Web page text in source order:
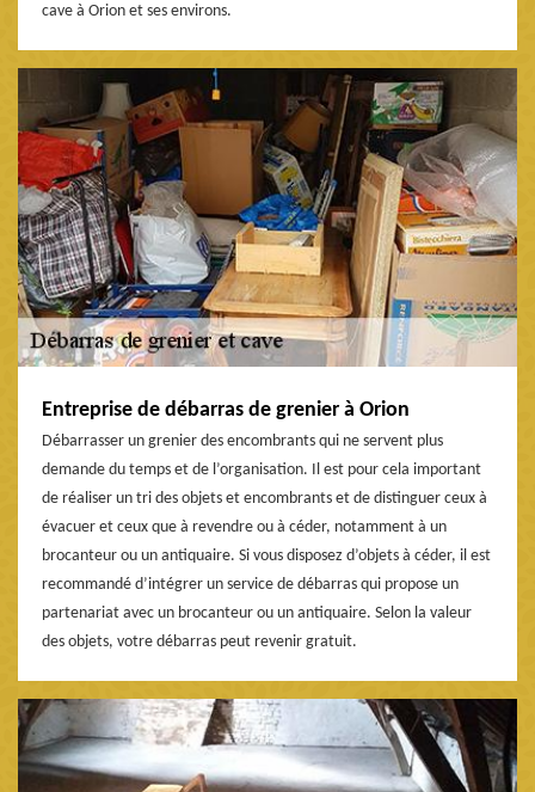
cave à Orion et ses environs.
Entreprise de débarras de grenier à Orion
Débarrasser un grenier des encombrants qui ne servent plus
demande du temps et de l’organisation. Il est pour cela important
de réaliser un tri des objets et encombrants et de distinguer ceux à
évacuer et ceux que à revendre ou à céder, notamment à un
brocanteur ou un antiquaire. Si vous disposez d’objets à céder, il est
recommandé d’intégrer un service de débarras qui propose un
partenariat avec un brocanteur ou un antiquaire. Selon la valeur
des objets, votre débarras peut revenir gratuit.